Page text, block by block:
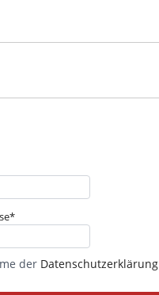
der Datenschutzerklärung